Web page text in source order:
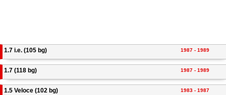
1.7 i.e. (105 bg) 1987 - 1989
1.7 (118 bg) 1987 - 1989
1.5 Veloce (102 bg) 1983 - 1987